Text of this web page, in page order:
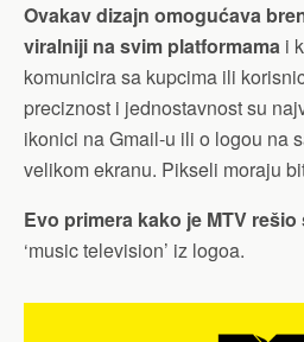
Ovakav dizajn omogućava
viralniji na svim platformama i
komunicira sa kupcima ili
preciznost i jednostavnost su
ikonici na Gmail-u ili o logou na
velikom ekranu. Pikseli moraju
Evo primera kako je MTV
‘music television’ iz logoa.